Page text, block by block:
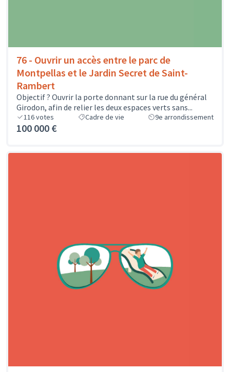
76 - Ouvrir un accès entre le parc de
Montpellas et le Jardin Secret de Saint-
Rambert
Objectif ? Ouvrir la porte donnant sur la rue du général
Girodon, afin de relier les deux espaces verts sans...
116votes Cadre de vie 9e arrondissement
100 000 €